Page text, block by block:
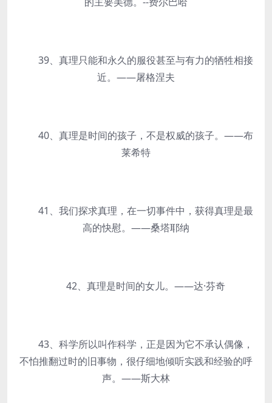
39、真理只能和永久的服役甚至与有力的牺牲相接
近。——屠格涅夫
40、真理是时间的孩子，不是权威的孩子。——布
莱希特
41、我们探求真理，在一切事件中，获得真理是最
高的快慰。——桑塔耶纳
42、真理是时间的女儿。——达·芬奇
43、科学所以叫作科学，正是因为它不承认偶像，
不怕推翻过时的旧事物，很仔细地倾听实践和经验的呼
声。——斯大林